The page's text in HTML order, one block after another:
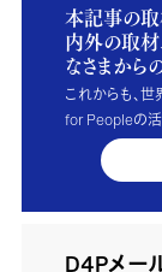
本記事の取
内外の取
なさまから
これからも、世
for Peopleの活
D4Pメー